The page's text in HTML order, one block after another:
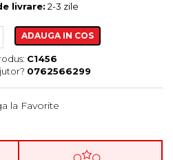
livrare: 2-3 zile
ADAUGA IN COS
C1456
0762566299
la Favorite